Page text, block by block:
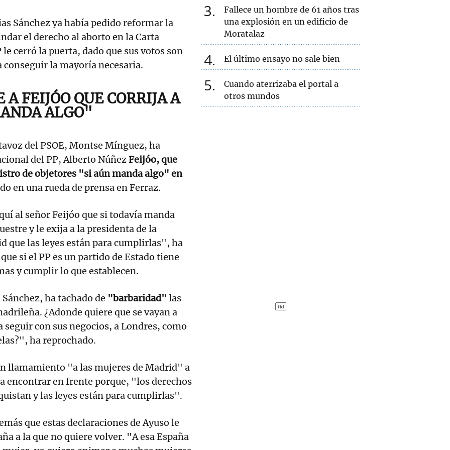
Sánchez ya había pedido reformar la
el derecho al aborto en la Carta
cerró la puerta, dado que sus votos son
la mayoría necesaria.
A FEIJÓO QUE CORRIJA A
ALGO"
del PSOE, Montse Mínguez, ha
del PP, Alberto NúñezFeijóo, que
de objetores "si aún manda algo" en
en una rueda de prensa en Ferraz.
al señor Feijóo que si todavía manda
y le exija a la presidenta de la
que las leyes están para cumplirlas", ha
si el PP es un partido de Estado tiene
y cumplir lo que establecen.
ha tachado de "barbaridad" las
¿Adonde quiere que se vayan a
seguir con sus negocios, a Londres, como
ha reprochado.
llamamiento "a las mujeres de Madrid" a
encontrar en frente porque, "los derechos
y las leyes están para cumplirlas".
que estas declaraciones de Ayuso le
a la que no quiere volver. "A esa España
3
Fallece un hombre de 61 años tras
una explosión en un edificio de
Moratalaz
4 El último ensayo no sale bien
5
Cuando aterrizaba el portal a
otros mundos